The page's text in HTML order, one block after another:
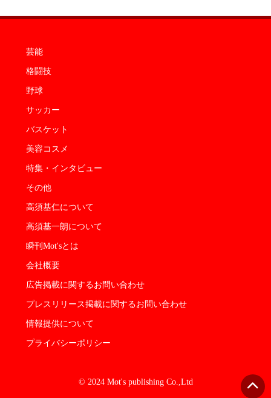
芸能
格闘技
野球
サッカー
バスケット
美容コスメ
特集・インタビュー
その他
高須基仁について
高須基一朗について
瞬刊Mot'sとは
会社概要
広告掲載に関するお問い合わせ
プレスリリース掲載に関するお問い合わせ
情報提供について
プライバシーポリシー
© 2024 Mot's publishing Co.,Ltd